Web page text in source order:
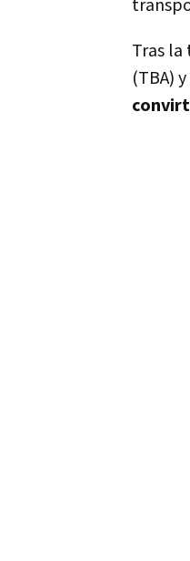
Tras la
(TBA)